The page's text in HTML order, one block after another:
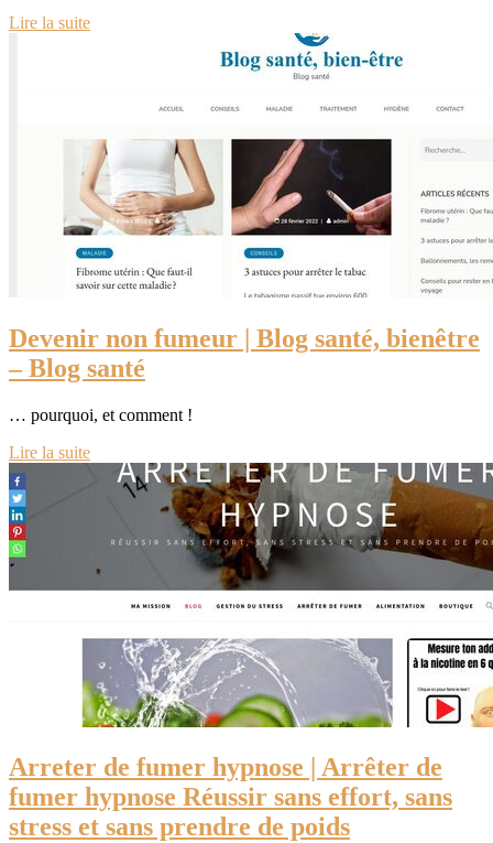
Lire la suite
Devenir non fumeur | Blog santé, bienêtre
– Blog santé
… pourquoi, et comment !
Lire la suite
Arreter de fumer hypnose | Arrêter de
fumer hypnose Réussir sans effort, sans
stress et sans prendre de poids